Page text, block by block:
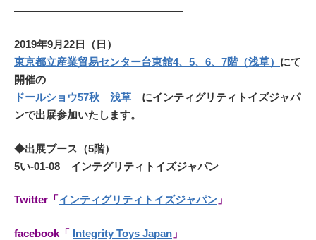
————————————————
2019年9月22日（日）
東京都立産業貿易センター台東館4、5、6、7階（浅草） にて
開催の
ドールショウ57秋 浅草 にインティグリティトイズジャパ
ンで出展参加いたします。
◆出展ブース（5階）
5い-01-08 インテグリティトイズジャパン
Twitter「インティグリティトイズジャパン 」
facebook「 Integrity Toys Japan 」